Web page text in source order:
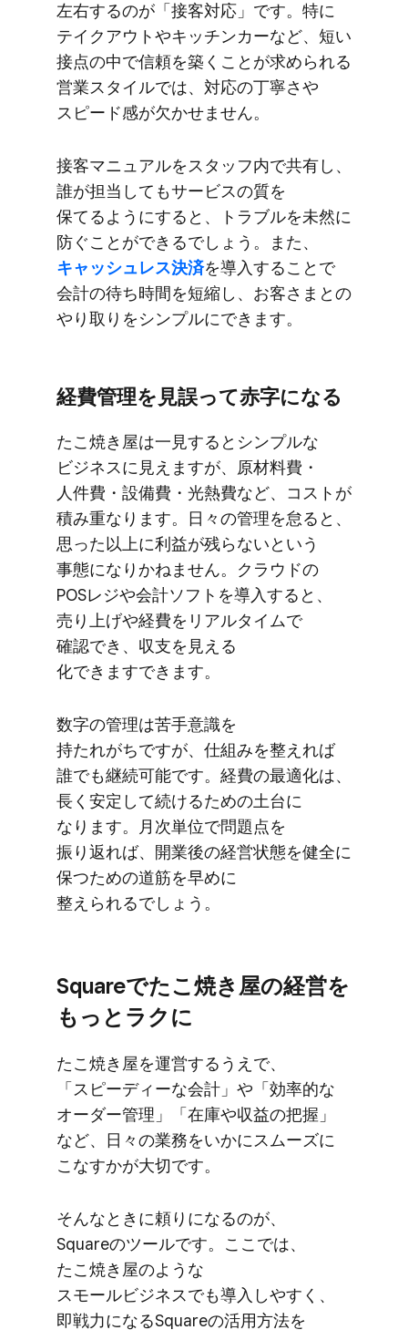
左右するのが​「接客対応」です。​特に​
テイクアウトや​キッチンカーなど、​短い​
接点の​中で​信頼を​築く​ことが​求められる​
営業スタイルでは、​対応の​丁寧さや​
スピード感が​欠かせません。
接客マニュアルを​スタッフ内で​共有し、​
誰が​担当しても​サービスの​質を​
保てるように​すると、​トラブルを​未然に​
防ぐことができるでしょう。​また、
キャッシュレス決済を​導入する​ことで​
会計の​待ち時間を​短縮し、​お客さまとの​
やり取りを​シンプルに​できます。
経費管理を​見誤って​赤字に​なる
た​こ焼き屋は​一見すると​シンプルな​
ビジネスに​見えますが、​原材料費・​
人件費・設備費・光熱費など、​コストが​
積み重なります。​日々の​管理を​怠ると、​
思った​以上に​利益が​残らないと​いう​
事態に​なりかねません。​クラウドの​
POSレジや​会計ソフトを​導入すると、​
売り​上げや​経費を​リアルタイムで​
確認でき、​収支を​見える​
化できますできます。
数字の​管理は​苦手意識を​
持たれがちですが、​仕組みを​整えれば​
誰でも​継続可能です。​経費の​最適化は、​
長く​安定して​続ける​ための​土台に​
なります。​月次単位で​問題点を​
振り返れば、​開業後の​経営状態を​健全に​
保つための​道筋を​早めに​
整えられるでしょう。
Squareで​たこ焼き屋の​経営を​
もっと​ラクに
た​こ焼き屋を​運営するうえで、​
「スピーディーな​会計」や​「効率的な​
オーダー管理」​「在庫や​収益の​把握」
など、​日々の​業務を​いかに​スムーズに​
こな​すかが​大切です。
そんな​ときに​頼りに​なるのが、​
Squareの​ツールです。​ここでは、​
たこ焼き屋のような​
スモールビジネスでも​導入しやすく、​
即戦力に​なる​Squareの​活用方​法を​